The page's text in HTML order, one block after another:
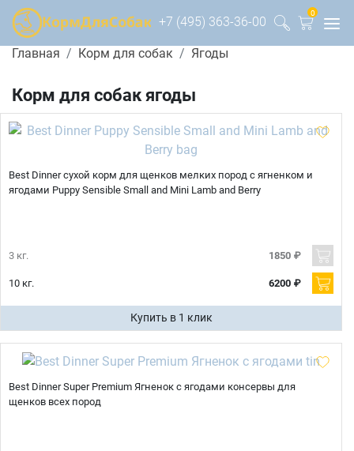
+7 (495) 363-36-00
0
Главная Корм для собак Ягоды
Корм для собак ягоды
Best Dinner сухой корм для щенков мелких пород с ягненком и
ягодами Puppy Sensible Small and Mini Lamb and Berry
3 кг. 1850 ₽
10 кг. 6200 ₽
Купить в 1 клик
Best Dinner Super Premium Ягненок с ягодами консервы для
щенков всех пород